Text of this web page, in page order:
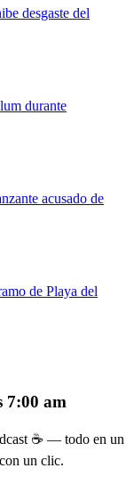
desgaste del
durante
acusado de
de Playa del
7:00 am
☕ — todo en un
un clic.